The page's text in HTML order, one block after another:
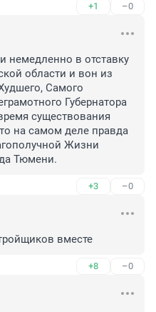
+1 –0
немедленно в отставку
области и вон из
Самого
Губернатора
существования
на самом деле правда
Жизни
Тюмени.
+3 –0
вместе
+8 –0